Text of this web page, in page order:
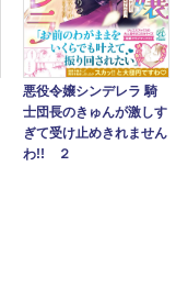
悪役令嬢シンデレラ 騎
士団長のきゅんが激しす
ぎて受け止めきれません
わ!! ２